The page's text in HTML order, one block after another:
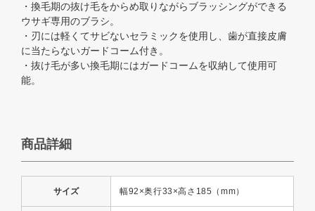
・換毛期の抜け毛をからめ取りながらブラッシングができる
ウサギ専用のブラシ。
・刃には軽くてサビないセラミックを使用し、歯が直接皮膚
に当たらないガードコーム付き。
・抜け毛が多い換毛期にはガードコームを収納して使用可
能。
商品詳細
サイズ 幅92×奥行33×高さ185（mm）